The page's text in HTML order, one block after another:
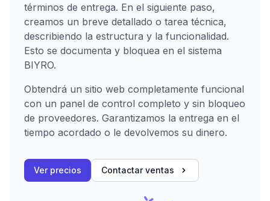
términos de entrega. En el siguiente paso,
creamos un breve detallado o tarea técnica,
describiendo la estructura y la funcionalidad.
Esto se documenta y bloquea en el sistema
BIYRO.
Obtendrá un sitio web completamente funcional
con un panel de control completo y sin bloqueo
de proveedores. Garantizamos la entrega en el
tiempo acordado o le devolvemos su dinero.
Ver precios Contactar ventas